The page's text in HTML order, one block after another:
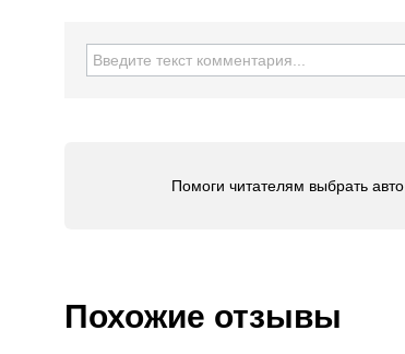
Помоги читателям выбрать авто
Похожие отзывы